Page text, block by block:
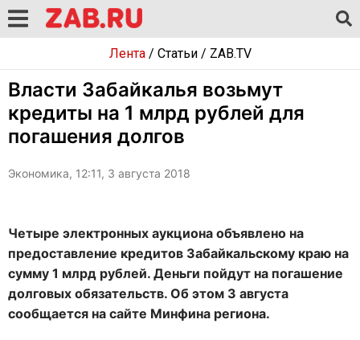
Лента/ Статьи/ ZAB.TV
Власти Забайкалья возьмут
кредиты на 1 млрд рублей для
погашения долгов
Экономика, 12:11, 3 августа 2018
Четыре электронных аукциона объявлено на
предоставление кредитов Забайкальскому краю на
сумму 1 млрд рублей. Деньги пойдут на погашение
долговых обязательств. Об этом 3 августа
сообщается на сайте Минфина региона.